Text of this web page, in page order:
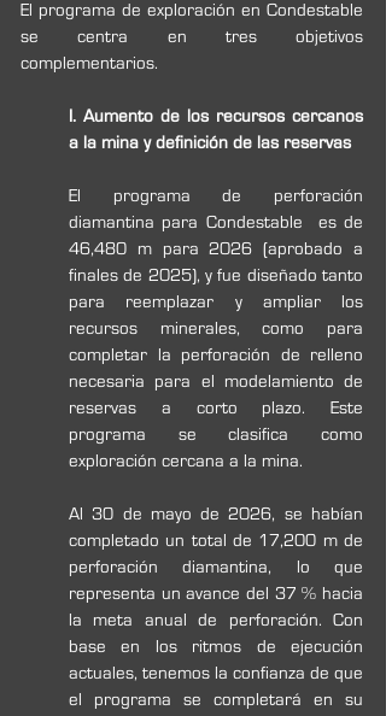
El programa de exploración en Condestable
se centra en tres objetivos
complementarios.
I. Aumento de los recursos cercanos
a la mina y definición de las reservas
El programa de perforación
diamantina para Condestable  es de
46,480 m para 2026 (aprobado a
finales de 2025), y fue diseñado tanto
para reemplazar y ampliar los
recursos minerales, como para
completar la perforación de relleno
necesaria para el modelamiento de
reservas a corto plazo. Este
programa se clasifica como
exploración cercana a la mina.
Al 30 de mayo de 2026, se habían
completado un total de 17,200 m de
perforación diamantina, lo que
representa un avance del 37 % hacia
la meta anual de perforación. Con
base en los ritmos de ejecución
actuales, tenemos la confianza de que
el programa se completará en su